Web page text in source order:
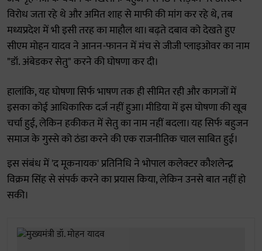
विरोध जता रहे थे और अमित शाह से माफी की मांग कर रहे थे, तब
मध्यप्रदेश में भी इसी तरह का माहौल था। बढ़ते दबाव को देखते हुए
सीएम मोहन यादव ने आनन-फानन में मंच से जीजी प्लाइओवर का नाम
"डॉ. अंबेडकर सेतु" करने की घोषणा कर दी।
हालांकि, यह घोषणा सिर्फ भाषण तक ही सीमित रही और कागजों में
इसका कोई आधिकारिक दर्ज नहीं हुआ। मीडिया में इस घोषणा की खूब
चर्चा हुई, लेकिन हकीकत में सेतु का नाम नहीं बदला। यह सिर्फ बहुजन
समाज के गुस्से को ठंडा करने की एक राजनीतिक चाल साबित हुई।
इस संबंध में 'द मूकनायक' प्रतिनिधि ने भोपाल कलेक्टर कौशलेन्द्र
विक्रम सिंह से संपर्क करने का प्रयास किया, लेकिन उनसे बात नहीं हो
सकी।